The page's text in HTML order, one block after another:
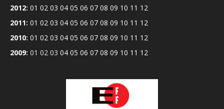
2012: 01 02 03 04 05 06 07 08 09 10 11 12
2011: 01 02 03 04 05 06 07 08 09 10 11 12
2010: 01 02 03 04 05 06 07 08 09 10 11 12
2009: 01 02 03 04 05 06 07 08 09 10 11 12